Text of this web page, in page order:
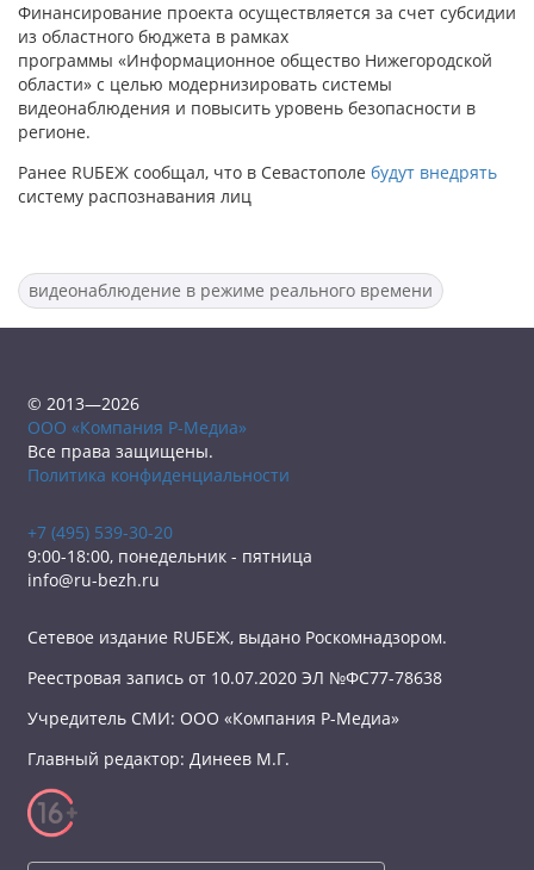
Финансирование проекта осуществляется за счет субсидии
из областного бюджета в рамках
программы «Информационное общество Нижегородской
области» с целью модернизировать системы
видеонаблюдения и повысить уровень безопасности в
регионе.
Ранее RUБЕЖ сообщал, что в Севастополе будут внедрять
систему распознавания лиц
видеонаблюдение в режиме реального времени
© 2013—2026
ООО «Компания Р-Медиа»
Все права защищены.
Политика конфиденциальности
+7 (495) 539-30-20
9:00-18:00, понедельник - пятница
info@ru-bezh.ru
Сетевое издание RUБЕЖ, выдано Роскомнадзором.
Реестровая запись от 10.07.2020 ЭЛ №ФС77-78638
Учредитель СМИ: ООО «Компания Р-Медиа»
Главный редактор: Динеев М.Г.